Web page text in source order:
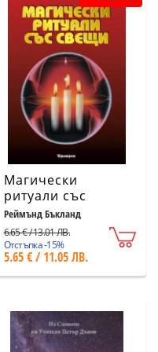
Магически
ритуали със
свещи
Реймънд Бъкланд
6.65 € / 13.01 ЛВ.
Отстъпка -15%
5.65 € / 11.05 ЛВ.